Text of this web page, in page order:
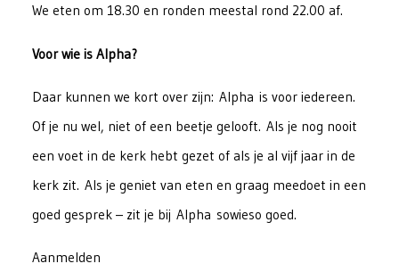
We eten om 18.30 en ronden meestal rond 22.00 af.
Voor wie is Alpha?
Daar kunnen we kort over zijn: Alpha is voor iedereen.
Of je nu wel, niet of een beetje gelooft. Als je nog nooit
een voet in de kerk hebt gezet of als je al vijf jaar in de
kerk zit. Als je geniet van eten en graag meedoet in een
goed gesprek – zit je bij Alpha sowieso goed.
Aanmelden